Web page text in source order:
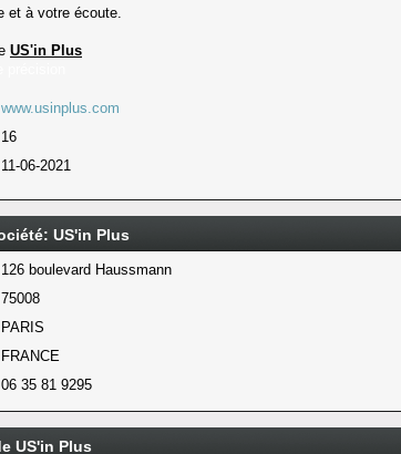
et à votre écoute.
US'in Plus
www.usinplus.com
16
11-06-2021
US'in Plus
126 boulevard Haussmann
75008
PARIS
FRANCE
06 35 81 9295
US'in Plus